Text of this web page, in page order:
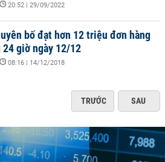
20:52 | 29/09/2022
bố đạt hơn 12 triệu đơn hàng
giờ ngày 12/12
08:16 | 14/12/2018
TRƯỚC SAU